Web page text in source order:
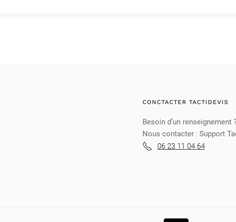
CONCTACTER TACTIDEVIS
Besoin d’un renseignement
Nous contacter : Support
06 23 11 04 64